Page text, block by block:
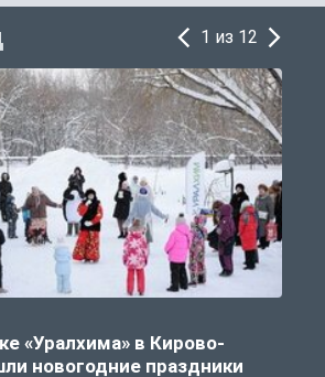
1 из 12
«Уралхима» в Кирово-
новогодние праздники